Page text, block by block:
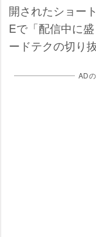
開されたショー
Eで「配信中に
ードテクの切り
AD